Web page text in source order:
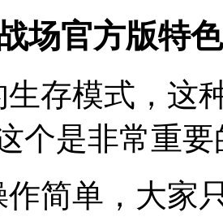
场官方版特色
生存模式，这
个是非常重要
作简单，大家